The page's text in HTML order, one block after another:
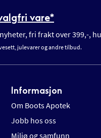
vare*
fri frakt over 399,-,
julevarer og andre tilbud.
Informasjon
Om Boots Apotek
Jobb hos oss
Miljø og samfunn